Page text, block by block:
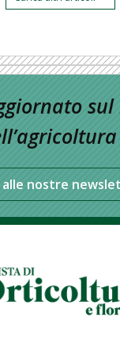
alle nostre